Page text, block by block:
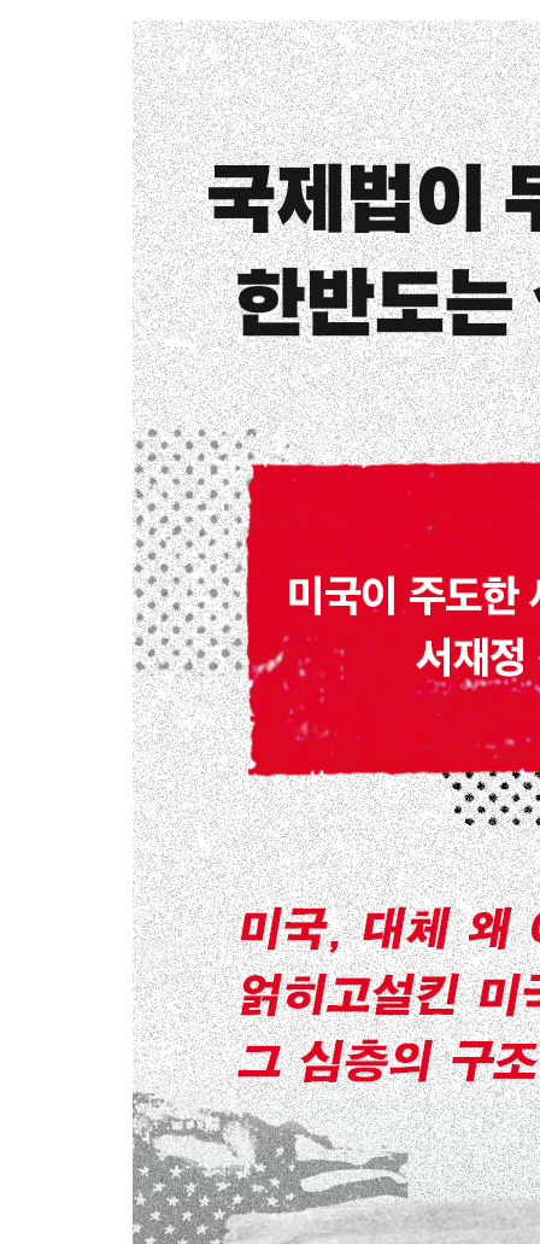
8장 ‘선빵’의 미신, 21세기의 야만
9장 ‘신냉전’이라는 뿌리 깊은 위기
10장 트럼프의 귀환, 위기인가 기회인가
수록지면
찾아보기